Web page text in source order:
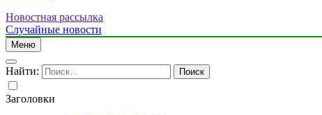
Новостная рассылка
Случайные новости
Меню
Найти:
Заголовки